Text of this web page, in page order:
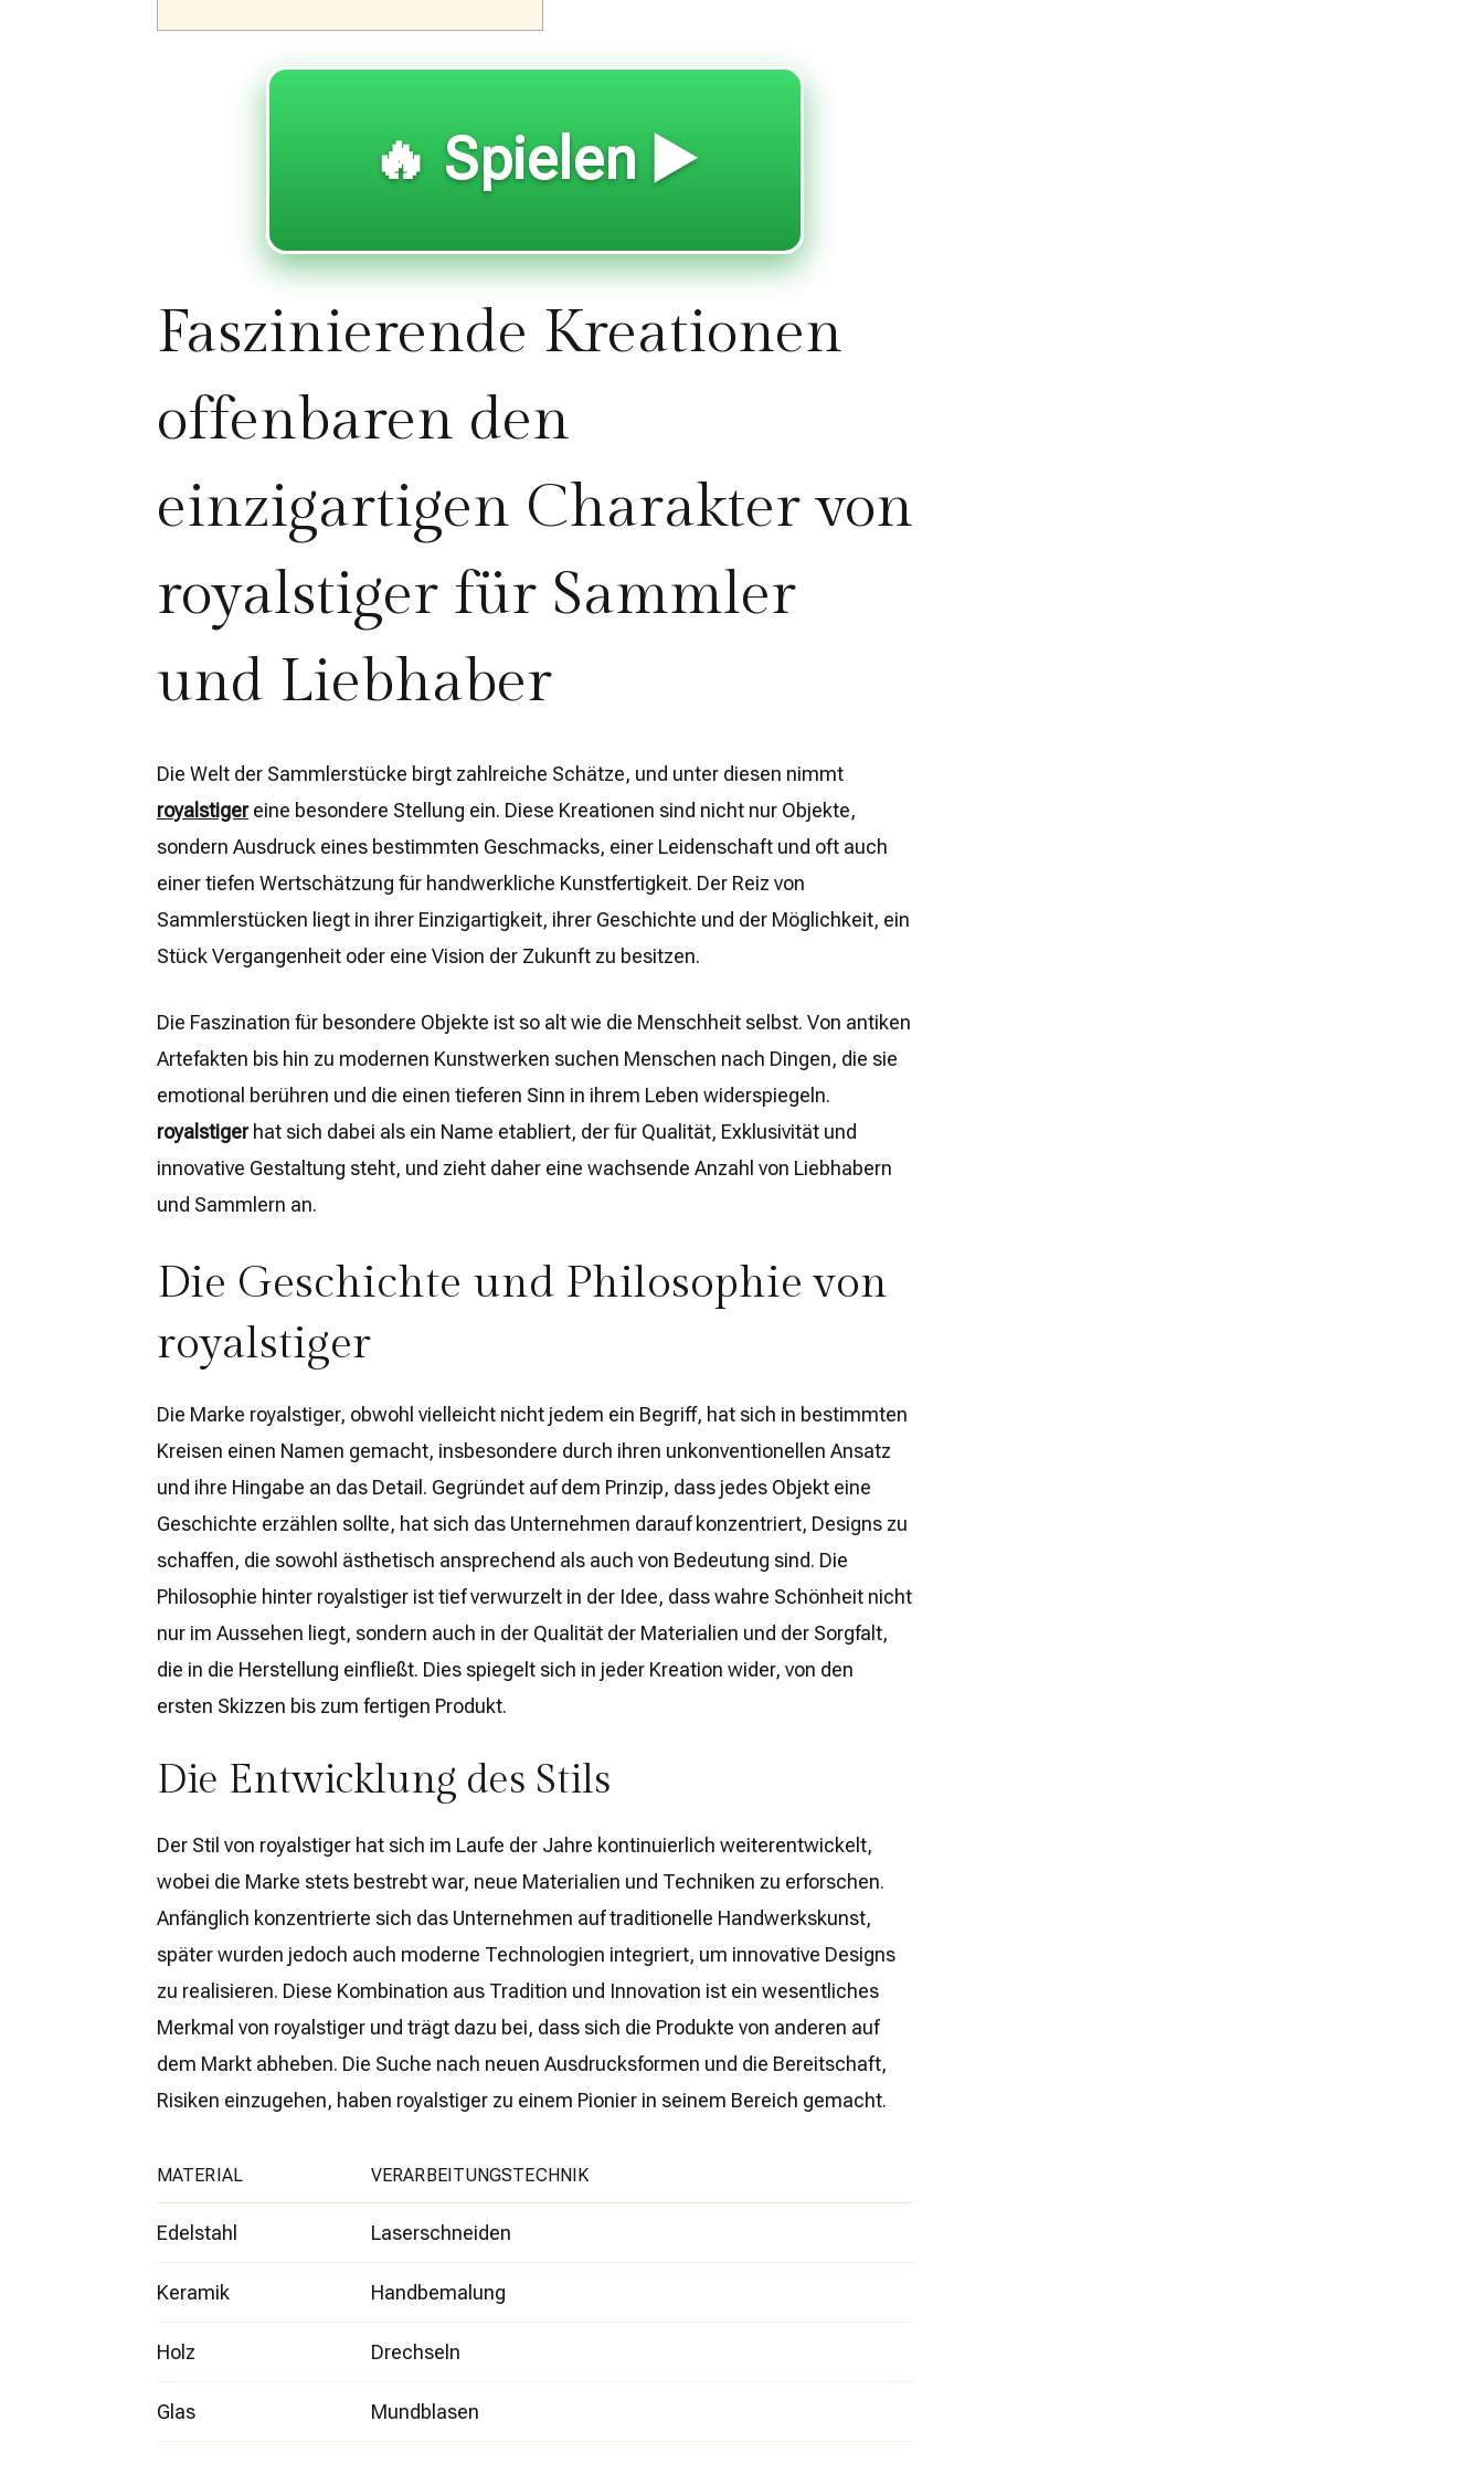
🔥 Spielen ▶️
Faszinierende Kreationen
offenbaren den
einzigartigen Charakter von
royalstiger für Sammler
und Liebhaber
Die Welt der Sammlerstücke birgt zahlreiche Schätze, und unter diesen nimmt
royalstigereine besondere Stellung ein. Diese Kreationen sind nicht nur Objekte,
sondern Ausdruck eines bestimmten Geschmacks, einer Leidenschaft und oft auch
einer tiefen Wertschätzung für handwerkliche Kunstfertigkeit. Der Reiz von
Sammlerstücken liegt in ihrer Einzigartigkeit, ihrer Geschichte und der Möglichkeit, ein
Stück Vergangenheit oder eine Vision der Zukunft zu besitzen.
Die Faszination für besondere Objekte ist so alt wie die Menschheit selbst. Von antiken
Artefakten bis hin zu modernen Kunstwerken suchen Menschen nach Dingen, die sie
emotional berühren und die einen tieferen Sinn in ihrem Leben widerspiegeln.
royalstigerhat sich dabei als ein Name etabliert, der für Qualität, Exklusivität und
innovative Gestaltung steht, und zieht daher eine wachsende Anzahl von Liebhabern
und Sammlern an.
Die Geschichte und Philosophie von
royalstiger
Die Marke royalstiger, obwohl vielleicht nicht jedem ein Begriff, hat sich in bestimmten
Kreisen einen Namen gemacht, insbesondere durch ihren unkonventionellen Ansatz
und ihre Hingabe an das Detail. Gegründet auf dem Prinzip, dass jedes Objekt eine
Geschichte erzählen sollte, hat sich das Unternehmen darauf konzentriert, Designs zu
schaffen, die sowohl ästhetisch ansprechend als auch von Bedeutung sind. Die
Philosophie hinter royalstiger ist tief verwurzelt in der Idee, dass wahre Schönheit nicht
nur im Aussehen liegt, sondern auch in der Qualität der Materialien und der Sorgfalt,
die in die Herstellung einfließt. Dies spiegelt sich in jeder Kreation wider, von den
ersten Skizzen bis zum fertigen Produkt.
Die Entwicklung des Stils
Der Stil von royalstiger hat sich im Laufe der Jahre kontinuierlich weiterentwickelt,
wobei die Marke stets bestrebt war, neue Materialien und Techniken zu erforschen.
Anfänglich konzentrierte sich das Unternehmen auf traditionelle Handwerkskunst,
später wurden jedoch auch moderne Technologien integriert, um innovative Designs
zu realisieren. Diese Kombination aus Tradition und Innovation ist ein wesentliches
Merkmal von royalstiger und trägt dazu bei, dass sich die Produkte von anderen auf
dem Markt abheben. Die Suche nach neuen Ausdrucksformen und die Bereitschaft,
Risiken einzugehen, haben royalstiger zu einem Pionier in seinem Bereich gemacht.
MATERIAL VERARBEITUNGSTECHNIK
Edelstahl Laserschneiden
Keramik Handbemalung
Holz Drechseln
Glas Mundblasen